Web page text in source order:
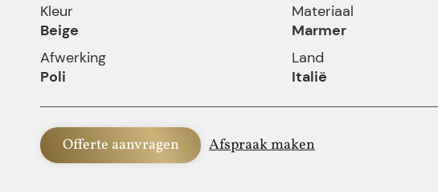
Kleur
Beige
Afwerking
Poli
Materiaal
Marmer
Land
Italië
Offerte aanvragen Afspraak maken